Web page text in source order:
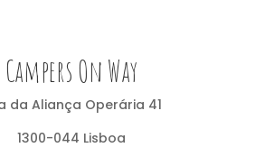
Campers On Way
da Aliança Operária 41
1300-044 Lisboa